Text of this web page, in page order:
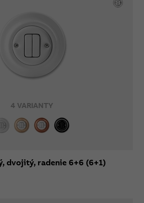
4 VARIANTY
dvojitý, radenie 6+6 (6+1)